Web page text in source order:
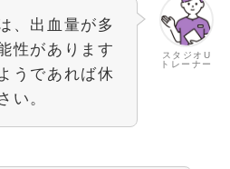
スタジオU
トレーナー
、出血量が多
性があります
うであれば休
い。